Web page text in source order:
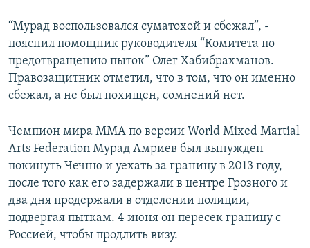
“Мурад воспользовался суматохой и сбежал”, -
пояснил помощник руководителя “Комитета по
предотвращению пыток” Олег Хабибрахманов.
Правозащитник отметил, что в том, что он именно
сбежал, а не был похищен, сомнений нет.
Чемпион мира ММА по версии World Mixed Martial
Arts Federation Мурад Амриев был вынужден
покинуть Чечню и уехать за границу в 2013 году,
после того как его задержали в центре Грозного и
два дня продержали в отделении полиции,
подвергая пыткам. 4 июня он пересек границу с
Россией, чтобы продлить визу.